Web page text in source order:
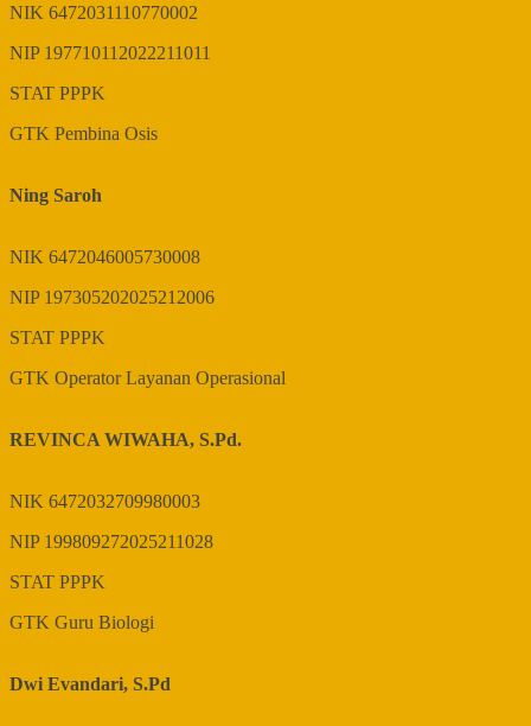
NIK 6472031110770002
NIP 197710112022211011
STAT PPPK
GTK Pembina Osis
Ning Saroh
NIK 6472046005730008
NIP 197305202025212006
STAT PPPK
GTK Operator Layanan Operasional
REVINCA WIWAHA, S.Pd.
NIK 6472032709980003
NIP 199809272025211028
STAT PPPK
GTK Guru Biologi
Dwi Evandari, S.Pd